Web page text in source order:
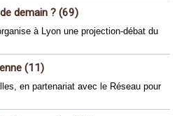
demain ? (69)
à Lyon une projection-débat du
(11)
en partenariat avec le Réseau pour